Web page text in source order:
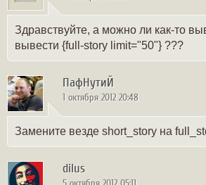
Здравствуйте, а можно ли как-то
вывести {full-story limit="50"} ???
ПафНутиЙ
1 октября 2012 20:48
Замените везде short_story на
dilus